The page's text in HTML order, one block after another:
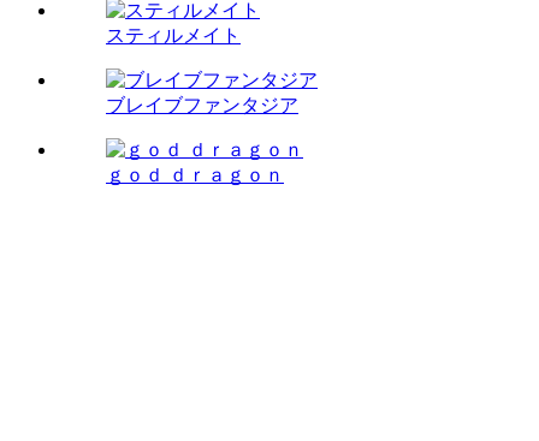
スティルメイト
ブレイブファンタジア
ｇｏｄ ｄｒａｇｏｎ